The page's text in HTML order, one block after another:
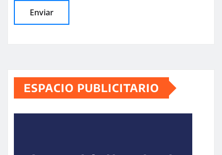
ESPACIO PUBLICITARIO